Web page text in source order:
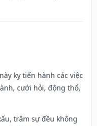
kỵ tiến hành các việc
cưới hỏi, động thổ,
trăm sự đều không